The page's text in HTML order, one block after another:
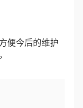
便今后的维护